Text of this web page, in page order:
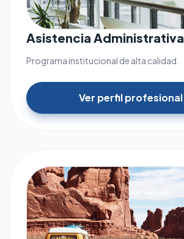
Asistencia Administrativa
Programa institucional de alta calidad.
Ver perfil profesional